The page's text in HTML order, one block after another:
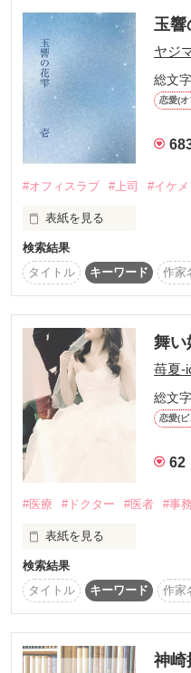
詳しく検索
検索対象
タイトル
ジャンル
ステータス
全て
完結
作品の長さ
長編
中編
復刻！夏の野いち
200文字でゾッ！こ
スターツ出版小説
その他の条件
玉
ヤジ
総文
恋愛(
#オフィスラブ #上司 #イケメ
表紙を見る
ハッキリと振られた相手に
もう一度恋に落ちることっ
諦めたから前に進めてる
伝えたから強くなれた
涙を流したから優しくなれ
次もあなたのように
心から大切と思える人と出
続編　『玉響の花霞』
7月15日0時スタート
7/11 恋愛ランキング7位
検索結果
タイトル
キーワード 作家
舞い
苺夏-
総文
恋愛(ピ
62
#医療 #ドクター #医者 #事務
表紙を見る
こんにちは
ドクター小説も何話かに
今回も趣味の一環です。
検索結果
タイトル
キーワード 作家
神崎